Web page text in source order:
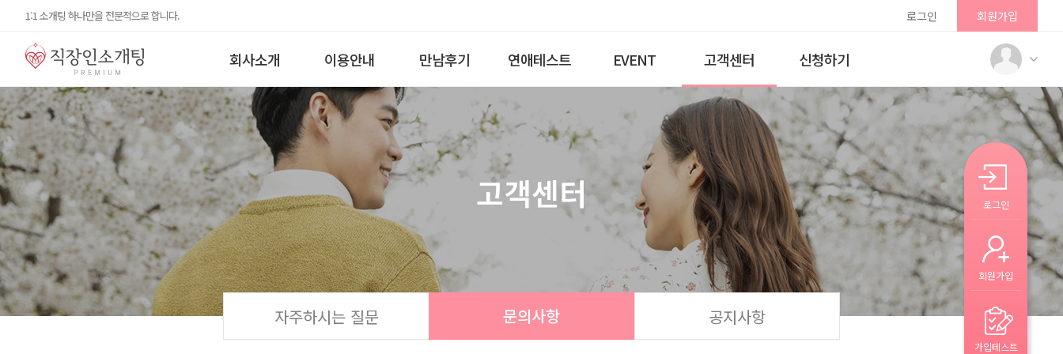
1:1 소개팅 하나만을 전문적으로 합니다. 로그인 회원가입
회사소개 이용안내 만남후기 연애테스트 EVENT 고객센터 신청하기
고객센터
자주하시는 질문 문의사항 공지사항
로그인
회원가입
가입테스트